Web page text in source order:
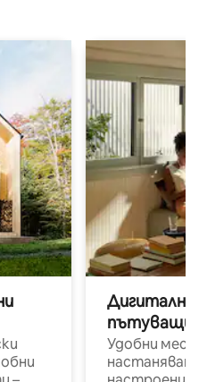
Дигитални
пътуващи
Удобни
настаняване